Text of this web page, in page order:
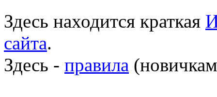
Здесь находится краткая
сайта.
Здесь - правила